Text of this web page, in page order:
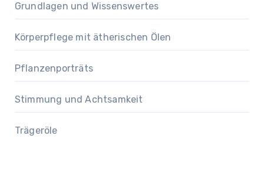
Grundlagen und Wissenswertes
Körperpflege mit ätherischen Ölen
Pflanzenporträts
Stimmung und Achtsamkeit
Trägeröle